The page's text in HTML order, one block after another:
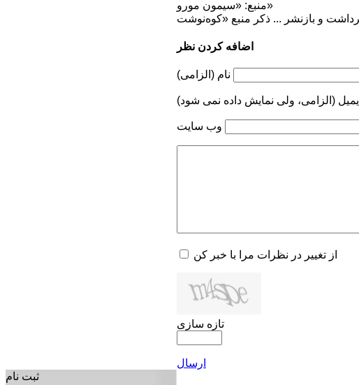
منبع: «سیمون مورو»
اضافه کردن نظر
نام (الزامی)
ایمیل (الزامی، ولی نمایش داده نمی شود)
وب سایت
از تغییر در نظرات مرا با خبر کن
تازه سازی
ارسال
ثبت نام